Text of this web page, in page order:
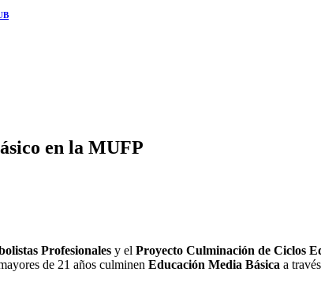
en la MUFP
Profesionales y el Proyecto Culminación de Ciclos
de 21 años culminen Educación Media Básica a